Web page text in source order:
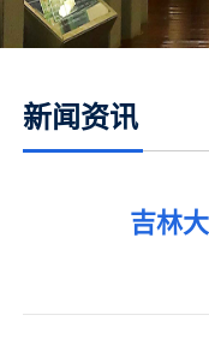
新闻资讯
吉林